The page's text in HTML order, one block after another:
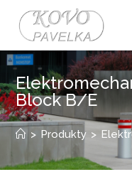
Block B/E
> Produkty >